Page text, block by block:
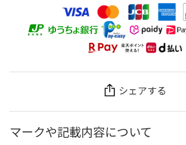
シェアする
マークや記載内容について